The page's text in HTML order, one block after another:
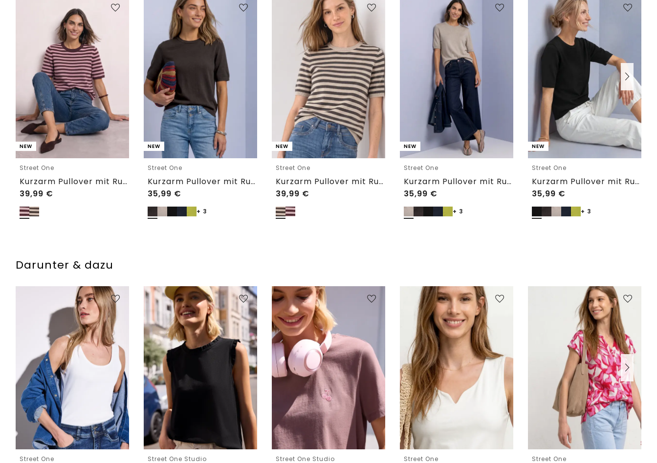
NEW
Street One
Kurzarm Pullover mit Rundhals und Streifen
39,99 €
NEW
Street One
Kurzarm Pullover mit Rundhals in Unifarbe
35,99 €
+ 3
NEW
Street One
Kurzarm Pullover mit Rundhals und Streifen
39,99 €
NEW
Street One
Kurzarm Pullover mit Rundhals in Unifarbe
35,99 €
+ 3
NEW
Street One
Kurzarm Pullover mit Rundhals in Unifarbe
35,99 €
+ 3
Darunter & dazu
Street One Street One Studio Street One Studio Street One Street One